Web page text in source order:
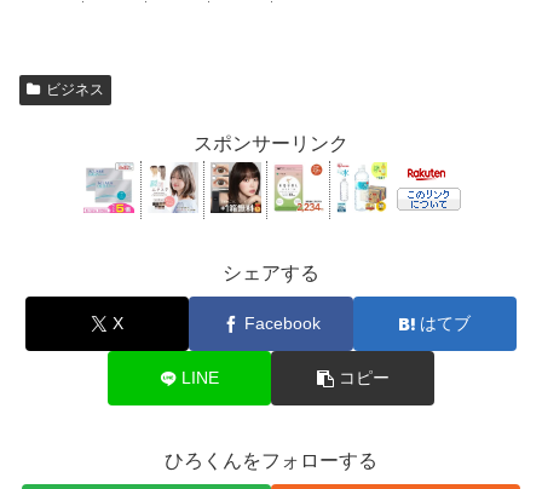
ビジネス
スポンサーリンク
シェアする
X Facebook はてブ
LINE コピー
ひろくんをフォローする